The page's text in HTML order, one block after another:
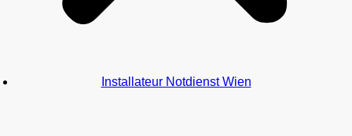
Installateur Notdienst Wien